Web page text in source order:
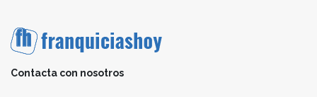
Contacta con nosotros